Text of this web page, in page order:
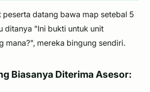
peserta datang bawa map setebal 5
"Ini bukti untuk unit
mana?", mereka bingung sendiri.
Biasanya Diterima Asesor: